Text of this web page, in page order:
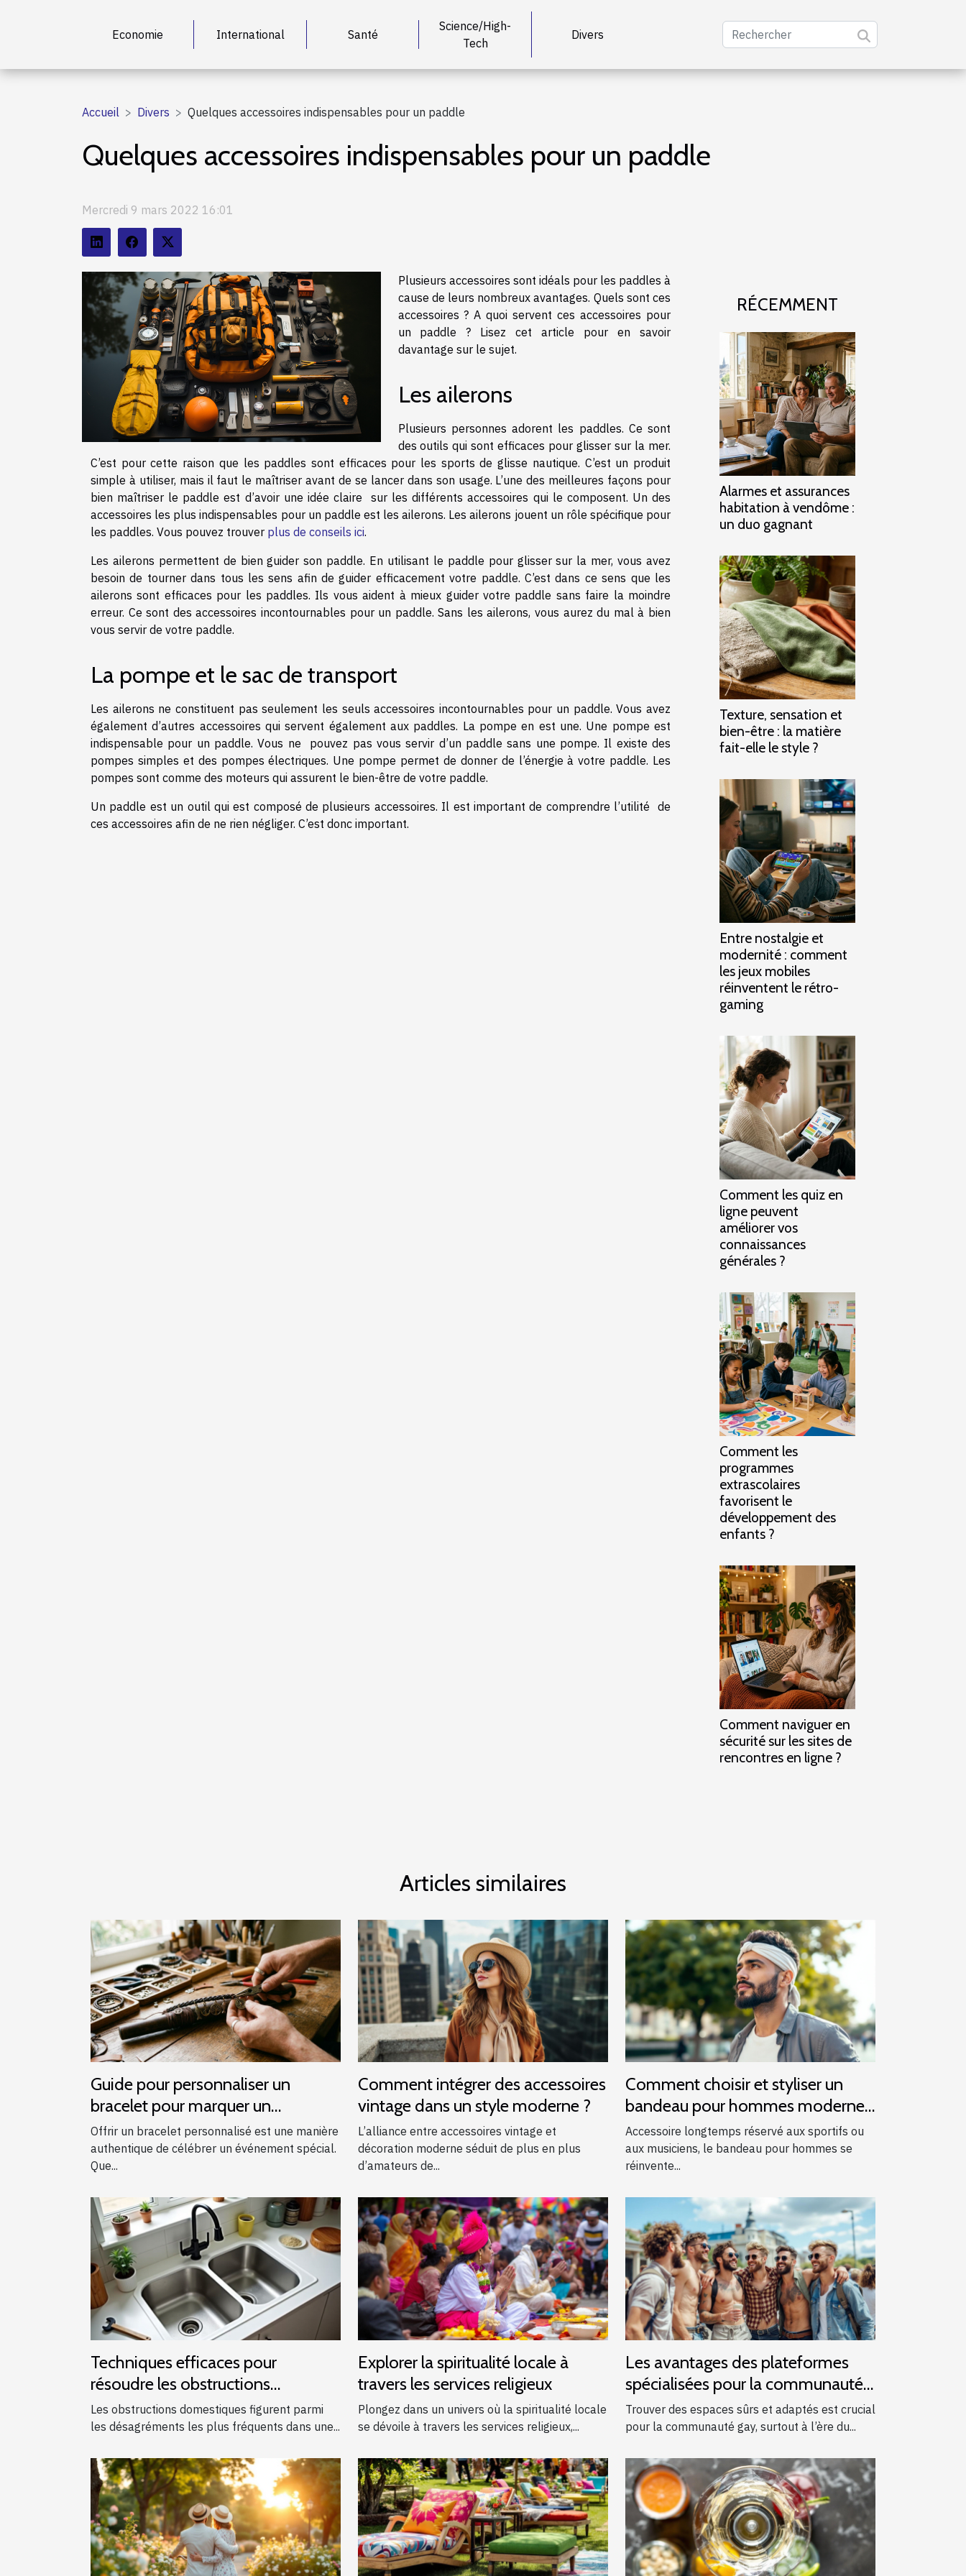
Economie International Santé
Science/High-
Tech
Divers
Accueil Divers Quelques accessoires indispensables pour un paddle
Quelques accessoires indispensables pour un paddle
Mercredi 9 mars 2022 16:01
Plusieurs accessoires sont idéals pour les paddles à
cause de leurs nombreux avantages. Quels sont ces
accessoires ? A quoi servent ces accessoires pour
un paddle ? Lisez cet article pour en savoir
davantage sur le sujet.
Les ailerons
Plusieurs personnes adorent les paddles. Ce sont
des outils qui sont efficaces pour glisser sur la mer.
C’est pour cette raison que les paddles sont efficaces pour les sports de glisse nautique. C’est un produit
simple à utiliser, mais il faut le maîtriser avant de se lancer dans son usage. L’une des meilleures façons pour
bien maîtriser le paddle est d’avoir une idée claire sur les différents accessoires qui le composent. Un des
accessoires les plus indispensables pour un paddle est les ailerons. Les ailerons jouent un rôle spécifique pour
les paddles. Vous pouvez trouver plus de conseils ici.
Les ailerons permettent de bien guider son paddle. En utilisant le paddle pour glisser sur la mer, vous avez
besoin de tourner dans tous les sens afin de guider efficacement votre paddle. C’est dans ce sens que les
ailerons sont efficaces pour les paddles. Ils vous aident à mieux guider votre paddle sans faire la moindre
erreur. Ce sont des accessoires incontournables pour un paddle. Sans les ailerons, vous aurez du mal à bien
vous servir de votre paddle.
La pompe et le sac de transport
Les ailerons ne constituent pas seulement les seuls accessoires incontournables pour un paddle. Vous avez
également d’autres accessoires qui servent également aux paddles. La pompe en est une. Une pompe est
indispensable pour un paddle. Vous ne pouvez pas vous servir d’un paddle sans une pompe. Il existe des
pompes simples et des pompes électriques. Une pompe permet de donner de l’énergie à votre paddle. Les
pompes sont comme des moteurs qui assurent le bien-être de votre paddle.
Un paddle est un outil qui est composé de plusieurs accessoires. Il est important de comprendre l’utilité de
ces accessoires afin de ne rien négliger. C’est donc important.
RÉCEMMENT
Alarmes et assurances
habitation à vendôme :
un duo gagnant
Texture, sensation et
bien-être : la matière
fait-elle le style ?
Entre nostalgie et
modernité : comment
les jeux mobiles
réinventent le rétro-
gaming
Comment les quiz en
ligne peuvent
améliorer vos
connaissances
générales ?
Comment les
programmes
extrascolaires
favorisent le
développement des
enfants ?
Comment naviguer en
sécurité sur les sites de
rencontres en ligne ?
Articles similaires
Guide pour personnaliser un
bracelet pour marquer un
événement spécial
Offrir un bracelet personnalisé est une manière
authentique de célébrer un événement spécial.
Que...
Comment intégrer des accessoires
vintage dans un style moderne ?
L’alliance entre accessoires vintage et
décoration moderne séduit de plus en plus
d’amateurs de...
Comment choisir et styliser un
bandeau pour hommes modernes
?
Accessoire longtemps réservé aux sportifs ou
aux musiciens, le bandeau pour hommes se
réinvente...
Techniques efficaces pour
résoudre les obstructions
domestiques courantes
Les obstructions domestiques figurent parmi
les désagréments les plus fréquents dans une...
Explorer la spiritualité locale à
travers les services religieux
Plongez dans un univers où la spiritualité locale
se dévoile à travers les services religieux,...
Les avantages des plateformes
spécialisées pour la communauté
gay
Trouver des espaces sûrs et adaptés est crucial
pour la communauté gay, surtout à l’ère du...